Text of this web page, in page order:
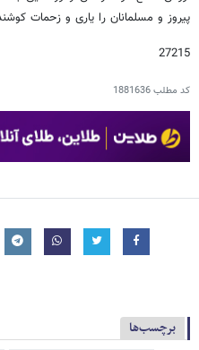
پیروز و مسلمانان را یاری و زحمات
27215
کد مطلب1881636
برچسب‌ها